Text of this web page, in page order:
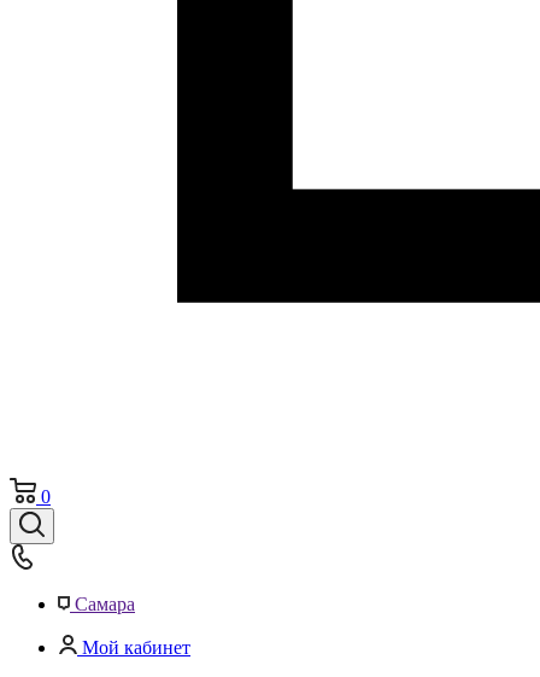
0
Самара
Мой кабинет